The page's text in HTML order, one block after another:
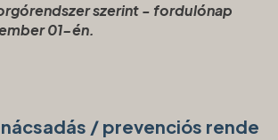
szerint - fordulónap
01-én.
/ prevenciós rendelés